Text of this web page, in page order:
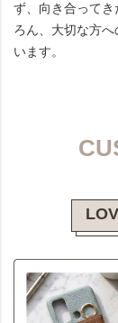
ず、向き合って
ろん、大切な方
います。